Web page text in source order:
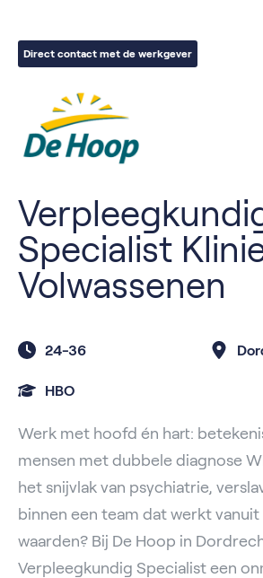
Direct contact met de werkgever
Specialist
Volwassenen
24-36
HBO
Werk met hoofd én hart:
mensen met dubbele diagnose
het snijvlak van psychiatrie,
binnen een team dat werkt
waarden? Bij De Hoop in
Verpleegkundig Specialist een